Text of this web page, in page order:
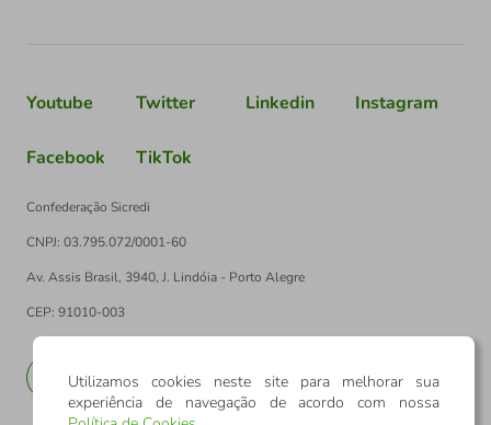
Youtube Twitter Linkedin Instagram
Facebook TikTok
Confederação Sicredi
CNPJ: 03.795.072/0001-60
Av. Assis Brasil, 3940, J. Lindóia - Porto Alegre
CEP: 91010-003
EN
Utilizamos cookies neste site para melhorar sua
experiência de navegação de acordo com nossa